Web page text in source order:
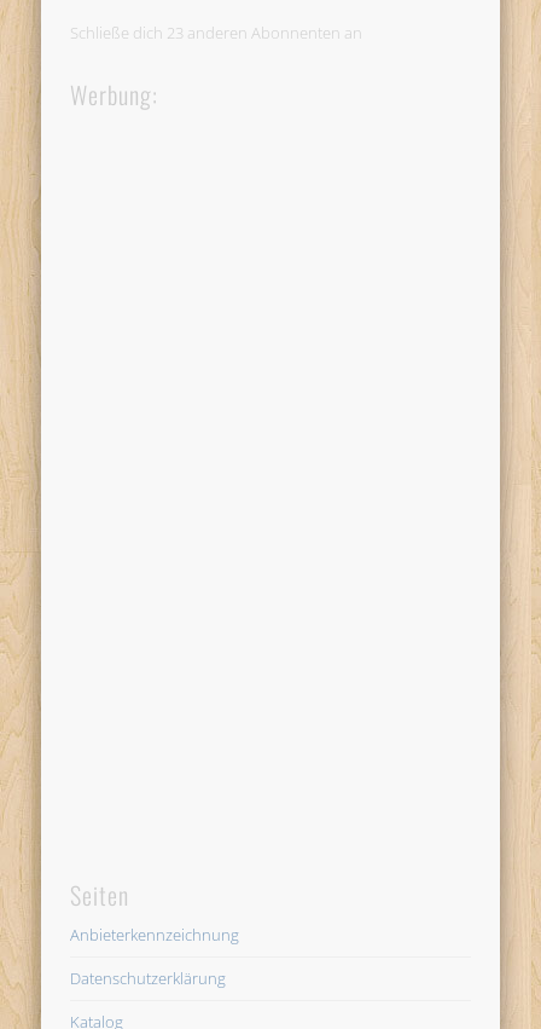
Schließe dich 23 anderen Abonnenten an
Werbung:
Seiten
Anbieterkennzeichnung
Datenschutzerklärung
Katalog